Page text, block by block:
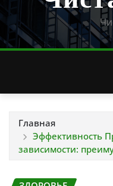
Главная
Эффективность
зависимости: